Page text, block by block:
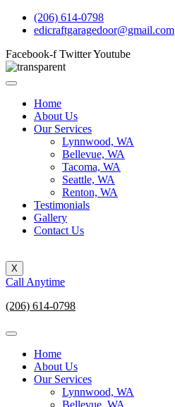
Skip
(206) 614-0798
edicraftgaragedoor@gmail.com
Facebook-f TwitterYoutube
Home
About Us
Our Services
Lynnwood, WA
Bellevue, WA
Tacoma, WA
Seattle, WA
Renton, WA
Testimonials
Gallery
Contact Us
X
Call Anytime
(206) 614-0798
Home
About Us
Our Services
Lynnwood, WA
Bellevue, WA